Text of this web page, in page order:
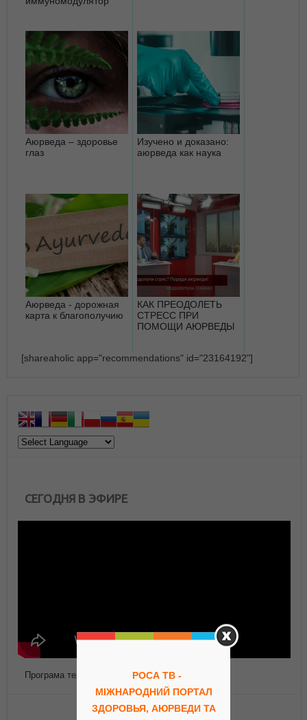
Аюрведа – здоровье
глаз
Изучено и доказано:
аюрведа как наука
Аюрведа - дорожная
карта к благополучию
КАК ПРЕОДОЛЕТЬ
СТРЕСС ПРИ
ПОМОЩИ АЮРВЕДЫ
[shareaholic app="recommendations" id="23164192"]
СЕГОДНЯ В ЭФИРЕ
Програма телепередач Роса ТВРОСА ТВ -
МІЖНАРОДНИЙ ПОРТАЛ
ЗДОРОВЬЯ, АЮРВЕДИ ТА